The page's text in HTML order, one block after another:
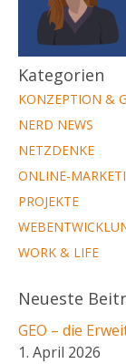
Kategorien
KONZEPTION &
NERD NEWS
NETZDENKE
ONLINE-
PROJEKTE
WORK & LIFE
Neueste
GEO – die
1. April 2026